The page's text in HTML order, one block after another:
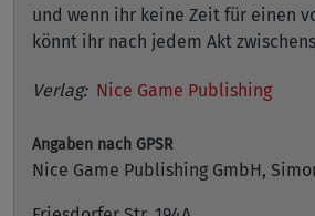
und wenn ihr keine Zeit für einen
könnt ihr nach jedem Akt
Verlag: Nice Game Publishing
Angaben nach GPSR
Nice Game Publishing GmbH,